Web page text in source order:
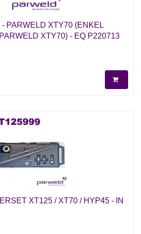
PARWELD XTY70 (ENKEL
XTY70) - EQ P220713
XT125 / XT70 / HYP45 - IN